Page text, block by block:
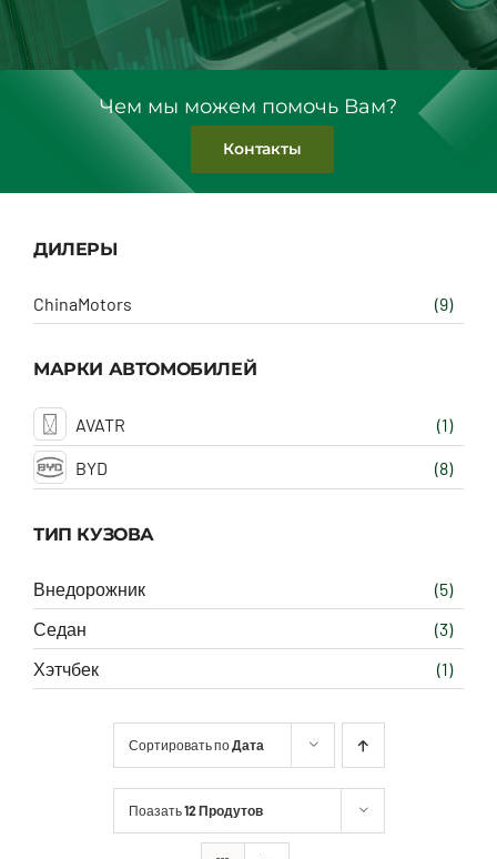
Чем мы можем помочь Вам?
Контакты
ДИЛЕРЫ
ChinaMotors (9)
МАРКИ АВТОМОБИЛЕЙ
AVATR (1)
BYD (8)
ТИП КУЗОВА
Внедорожник
(5)
Седан
(3)
Хэтчбек
(1)
Сортировать по Дата
Поазать12 Продутов